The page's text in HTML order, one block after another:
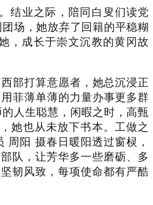
结业之际，陪同白叟们读党
场，她放弃了回籍的平稳糊
，成长于崇文沉教的黄冈故
部打算意愿者，她总沉浸正
菲薄单薄的力量办事更多群
人生聪慧，闲暇之时，高甄
她也从未放下书本。工做之
阳 摄春日暖阳透过窗棂，
队，让芳华多一些磨砺、多
韧风致，每项使命都有严酷